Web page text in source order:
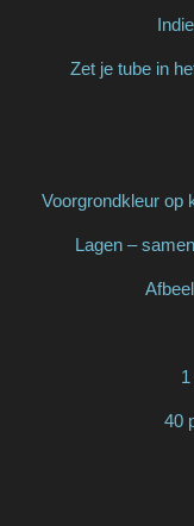
Zet je tube in
Voorgrondkleur op
Lagen –
40